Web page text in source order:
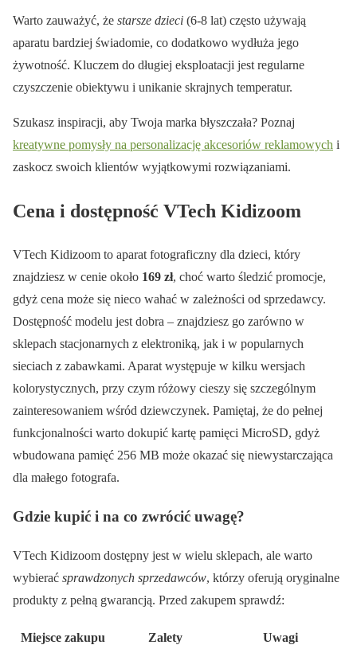
Warto zauważyć, że starsze dzieci (6-8 lat) często używają
aparatu bardziej świadomie, co dodatkowo wydłuża jego
żywotność. Kluczem do długiej eksploatacji jest regularne
czyszczenie obiektywu i unikanie skrajnych temperatur.
Szukasz inspiracji, aby Twoja marka błyszczała? Poznaj
kreatywne pomysły na personalizację akcesoriów reklamowych i
zaskocz swoich klientów wyjątkowymi rozwiązaniami.
Cena i dostępność VTech Kidizoom
VTech Kidizoom to aparat fotograficzny dla dzieci, który
znajdziesz w cenie około 169 zł, choć warto śledzić promocje,
gdyż cena może się nieco wahać w zależności od sprzedawcy.
Dostępność modelu jest dobra – znajdziesz go zarówno w
sklepach stacjonarnych z elektroniką, jak i w popularnych
sieciach z zabawkami. Aparat występuje w kilku wersjach
kolorystycznych, przy czym różowy cieszy się szczególnym
zainteresowaniem wśród dziewczynek. Pamiętaj, że do pełnej
funkcjonalności warto dokupić kartę pamięci MicroSD, gdyż
wbudowana pamięć 256 MB może okazać się niewystarczająca
dla małego fotografa.
Gdzie kupić i na co zwrócić uwagę?
VTech Kidizoom dostępny jest w wielu sklepach, ale warto
wybierać sprawdzonych sprzedawców, którzy oferują oryginalne
produkty z pełną gwarancją. Przed zakupem sprawdź:
Miejsce zakupu Zalety
Uwagi